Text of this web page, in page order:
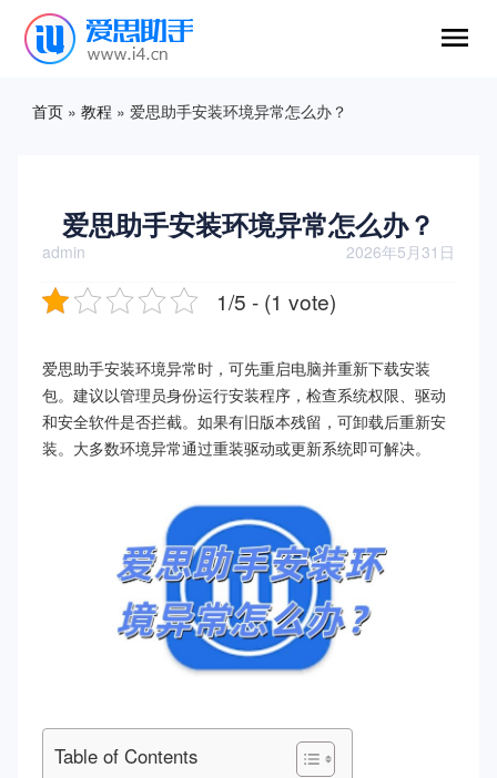
首页» 教程 » 爱思助手安装环境异常怎么办？
爱思助手安装环境异常怎么办？
admin 2026年5月31日
1/5 - (1 vote)
爱思助手安装环境异常时，可先重启电脑并重新下载安装
包。建议以管理员身份运行安装程序，检查系统权限、驱动
和安全软件是否拦截。如果有旧版本残留，可卸载后重新安
装。大多数环境异常通过重装驱动或更新系统即可解决。
Table of Contents